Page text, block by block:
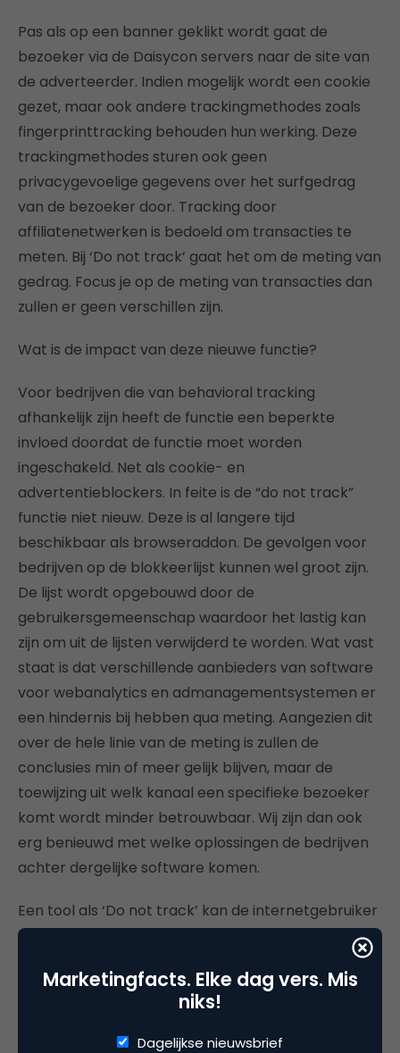
Pas als op een banner geklikt wordt gaat de
bezoeker via de Daisycon servers naar de site van
de adverteerder. Indien mogelijk wordt een cookie
gezet, maar ook andere trackingmethodes zoals
fingerprinttracking behouden hun werking. Deze
trackingmethodes sturen ook geen
privacygevoelige gegevens over het surfgedrag
van de bezoeker door. Tracking door
affiliatenetwerken is bedoeld om transacties te
meten. Bij ‘Do not track’ gaat het om de meting van
gedrag. Focus je op de meting van transacties dan
zullen er geen verschillen zijn.
Wat is de impact van deze nieuwe functie?
Voor bedrijven die van behavioral tracking
afhankelijk zijn heeft de functie een beperkte
invloed doordat de functie moet worden
ingeschakeld. Net als cookie- en
advertentieblockers. In feite is de “do not track”
functie niet nieuw. Deze is al langere tijd
beschikbaar als browseraddon. De gevolgen voor
bedrijven op de blokkeerlijst kunnen wel groot zijn.
De lijst wordt opgebouwd door de
gebruikersgemeenschap waardoor het lastig kan
zijn om uit de lijsten verwijderd te worden. Wat vast
staat is dat verschillende aanbieders van software
voor webanalytics en admanagementsystemen er
een hindernis bij hebben qua meting. Aangezien dit
over de hele linie van de meting is zullen de
conclusies min of meer gelijk blijven, maar de
toewijzing uit welk kanaal een specifieke bezoeker
komt wordt minder betrouwbaar. Wij zijn dan ook
erg benieuwd met welke oplossingen de bedrijven
achter dergelijke software komen.
Een tool als ‘Do not track’ kan de internetgebruiker
meer bewust maken van het feit dat er data wordt
verzameld. Hierdoor kan deze zelf kiezen of deze
daar wel of geen probleem mee heeft. Aan de
andere kant zien we ook dat de aanwezigheid van
cookieblockers en adblockers het surfgedrag
Marketingfacts. Elke dag vers. Mis
niks!
Dagelijkse nieuwsbrief